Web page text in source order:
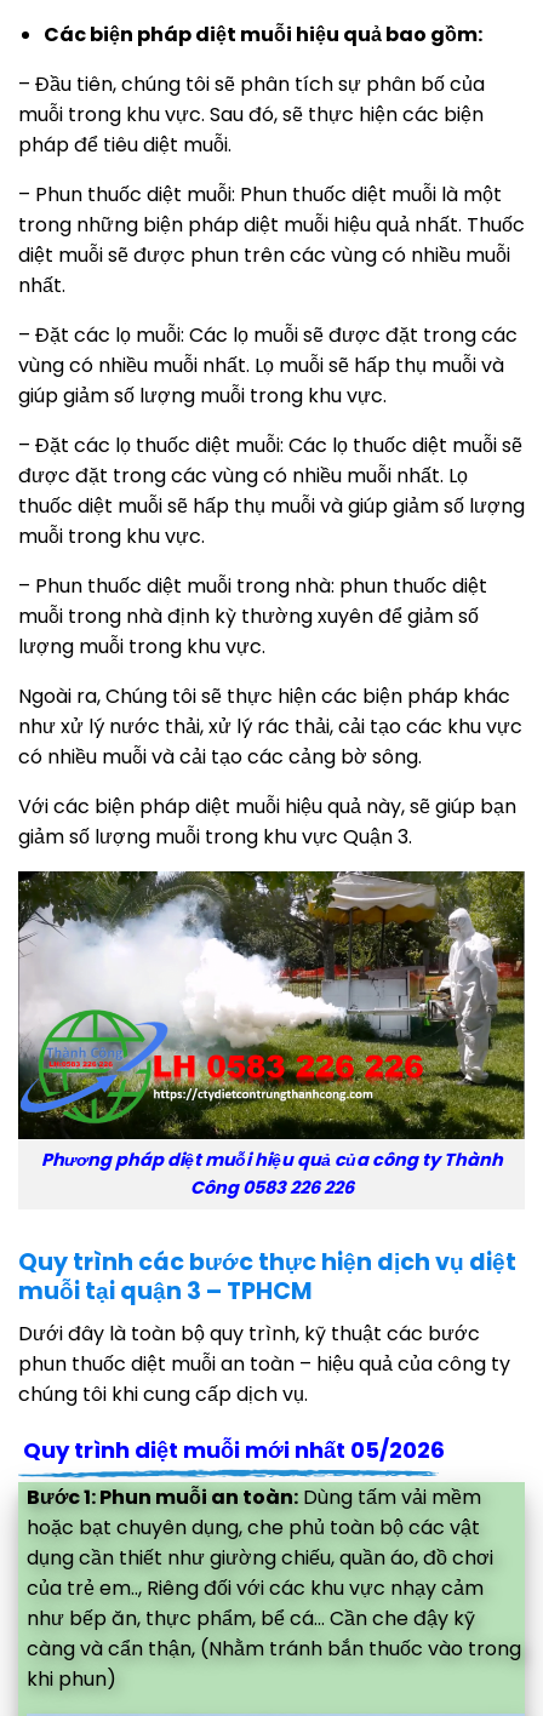
Các biện pháp diệt muỗi hiệu quả bao gồm:
– Đầu tiên, chúng tôi sẽ phân tích sự phân bố của
muỗi trong khu vực. Sau đó, sẽ thực hiện các biện
pháp để tiêu diệt muỗi.
– Phun thuốc diệt muỗi: Phun thuốc diệt muỗi là một
trong những biện pháp diệt muỗi hiệu quả nhất. Thuốc
diệt muỗi sẽ được phun trên các vùng có nhiều muỗi
nhất.
– Đặt các lọ muỗi: Các lọ muỗi sẽ được đặt trong các
vùng có nhiều muỗi nhất. Lọ muỗi sẽ hấp thụ muỗi và
giúp giảm số lượng muỗi trong khu vực.
– Đặt các lọ thuốc diệt muỗi: Các lọ thuốc diệt muỗi sẽ
được đặt trong các vùng có nhiều muỗi nhất. Lọ
thuốc diệt muỗi sẽ hấp thụ muỗi và giúp giảm số lượng
muỗi trong khu vực.
– Phun thuốc diệt muỗi trong nhà: phun thuốc diệt
muỗi trong nhà định kỳ thường xuyên để giảm số
lượng muỗi trong khu vực.
Ngoài ra, Chúng tôi sẽ thực hiện các biện pháp khác
như xử lý nước thải, xử lý rác thải, cải tạo các khu vực
có nhiều muỗi và cải tạo các cảng bờ sông.
Với các biện pháp diệt muỗi hiệu quả này, sẽ giúp bạn
giảm số lượng muỗi trong khu vực Quận 3.
Phương pháp diệt muỗi hiệu quả của công ty Thành
Công 0583 226 226
Quy trình các bước thực hiện dịch vụ diệt
muỗi tại quận 3 – TPHCM
Dưới đây là toàn bộ quy trình, kỹ thuật các bước
phun thuốc diệt muỗi an toàn – hiệu quả của công ty
chúng tôi khi cung cấp dịch vụ.
Quy trình diệt muỗi mới nhất 05/2026
Bước 1: Phun muỗi an toàn: Dùng tấm vải mềm
hoặc bạt chuyên dụng, che phủ toàn bộ các vật
dụng cần thiết như giường chiếu, quần áo, đồ chơi
của trẻ em.., Riêng đối với các khu vực nhạy cảm
như bếp ăn, thực phẩm, bể cá... Cần che đậy kỹ
càng và cẩn thận, (Nhằm tránh bắn thuốc vào trong
khi phun)